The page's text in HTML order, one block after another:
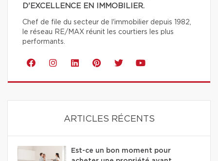
D'EXCELLENCE EN IMMOBILIER.
Chef de file du secteur de l'immobilier depuis 1982,
le réseau RE/MAX réunit les courtiers les plus
performants.
ARTICLES RÉCENTS
Est-ce un bon moment pour